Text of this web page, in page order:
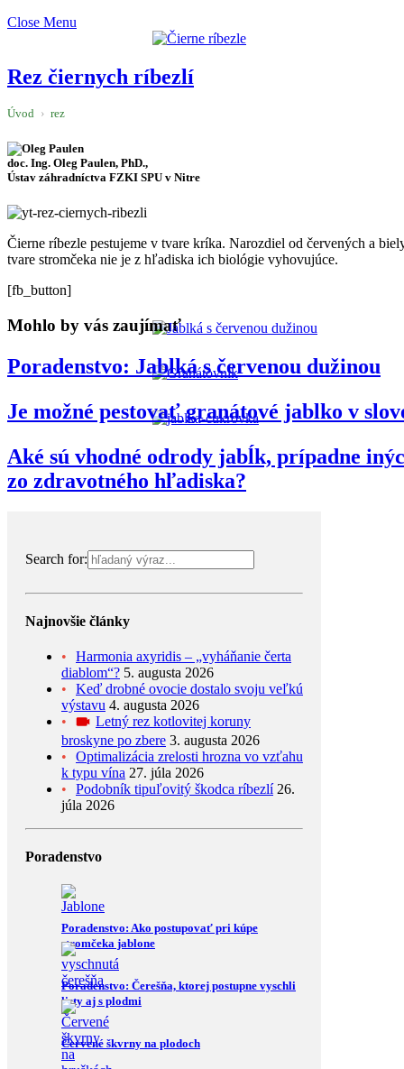
Close Menu
Rez čiernych ríbezlí
Úvod › rez
doc. Ing. Oleg Paulen, PhD.,
Ústav záhradníctva FZKI SPU v Nitre
Čierne ríbezle pestujeme v tvare kríka. Narozdiel od červených a
tvare stromčeka nie je z hľadiska ich biológie vyhovujúce.
[fb_button]
Mohlo by vás zaujímať
Poradenstvo: Jablká s červenou dužinou
Je možné pestovať granátové jablko v
Aké sú vhodné odrody jabĺk, prípadne
zo zdravotného hľadiska?
Search for:
Najnovšie články
Harmonia axyridis – „vyháňanie čerta
diablom“? 5. augusta 2026
Keď drobné ovocie dostalo svoju veľkú
výstavu 4. augusta 2026
Letný rez kotlovitej koruny
broskyne po zbere 3. augusta 2026
Optimalizácia zrelosti hrozna vo vzťahu
k typu vína 27. júla 2026
Podobník tipuľovitý škodca ríbezlí 26.
júla 2026
Poradenstvo
Poradenstvo: Ako postupovať pri kúpe
stromčeka jablone
Poradenstvo: Čerešňa, ktorej postupne vyschli
listy aj s plodmi
Červené škvrny na plodoch